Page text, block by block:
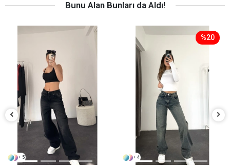
Bunu Alan Bunları da Aldı!
+ 5
%20
+ 4